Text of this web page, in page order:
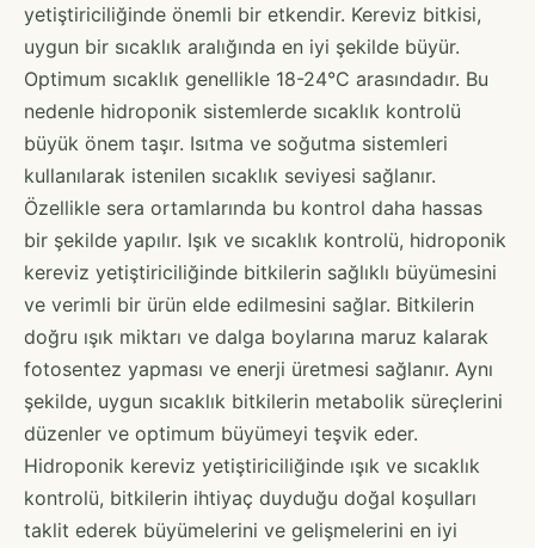
yetiştiriciliğinde önemli bir etkendir. Kereviz bitkisi,
uygun bir sıcaklık aralığında en iyi şekilde büyür.
Optimum sıcaklık genellikle 18-24°C arasındadır. Bu
nedenle hidroponik sistemlerde sıcaklık kontrolü
büyük önem taşır. Isıtma ve soğutma sistemleri
kullanılarak istenilen sıcaklık seviyesi sağlanır.
Özellikle sera ortamlarında bu kontrol daha hassas
bir şekilde yapılır. Işık ve sıcaklık kontrolü, hidroponik
kereviz yetiştiriciliğinde bitkilerin sağlıklı büyümesini
ve verimli bir ürün elde edilmesini sağlar. Bitkilerin
doğru ışık miktarı ve dalga boylarına maruz kalarak
fotosentez yapması ve enerji üretmesi sağlanır. Aynı
şekilde, uygun sıcaklık bitkilerin metabolik süreçlerini
düzenler ve optimum büyümeyi teşvik eder.
Hidroponik kereviz yetiştiriciliğinde ışık ve sıcaklık
kontrolü, bitkilerin ihtiyaç duyduğu doğal koşulları
taklit ederek büyümelerini ve gelişmelerini en iyi